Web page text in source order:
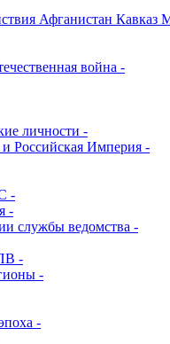
Афганистан Кавказ
война -
личности -
и Российская Империя -
-
-
службы ведомства -
-
-
-